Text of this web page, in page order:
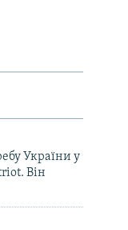
України у
Він